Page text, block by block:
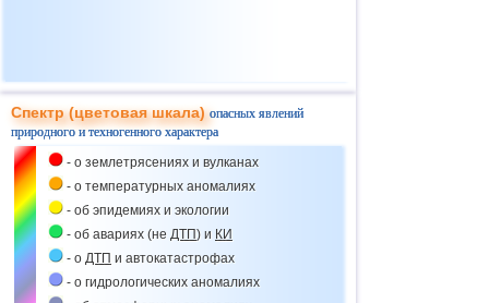
37 о.Виргинии (США) 3,2...3,3
38
39
40 Франция
Спектр (цветовая шкала)опасных явлений
природного и техногенного характера
- о землетрясениях и вулканах
- о температурных аномалиях
- об эпидемиях и экологии
- об авариях (не ДТП) и КИ
- о ДТП и автокатастрофах
- о гидрологических аномалиях